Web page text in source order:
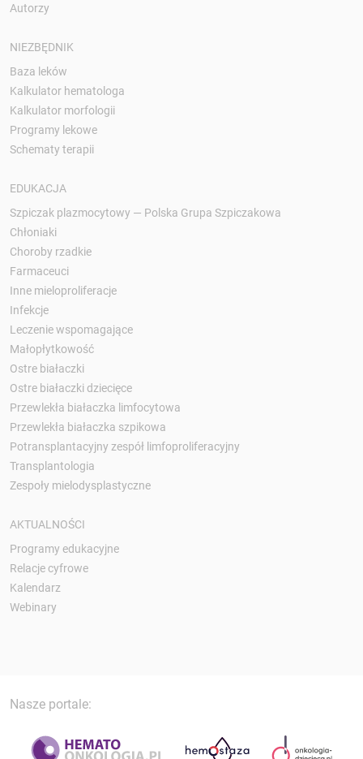
Autorzy
NIEZBĘDNIK
Baza leków
Kalkulator hematologa
Kalkulator morfologii
Programy lekowe
Schematy terapii
EDUKACJA
Szpiczak plazmocytowy — Polska Grupa Szpiczakowa
Chłoniaki
Choroby rzadkie
Farmaceuci
Inne mieloproliferacje
Infekcje
Leczenie wspomagające
Małopłytkowość
Ostre białaczki
Ostre białaczki dziecięce
Przewlekła białaczka limfocytowa
Przewlekła białaczka szpikowa
Potransplantacyjny zespół limfoproliferacyjny
Transplantologia
Zespoły mielodysplastyczne
AKTUALNOŚCI
Programy edukacyjne
Relacje cyfrowe
Kalendarz
Webinary
Nasze portale: